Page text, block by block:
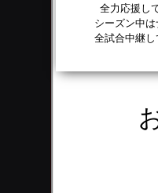
全力応援し
シーズン中
全試合中継し